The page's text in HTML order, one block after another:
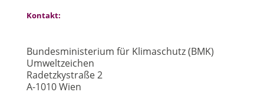
Kontakt:
Bundesministerium für Klimaschutz (BMK)
Umweltzeichen
Radetzkystraße 2
A-1010 Wien